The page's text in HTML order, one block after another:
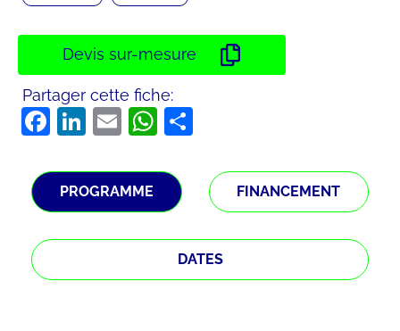
Devis sur-mesure
Partager cette fiche:
Facebook
LinkedIn
EmailWhatsApp
PROGRAMME FINANCEMENT
DATES